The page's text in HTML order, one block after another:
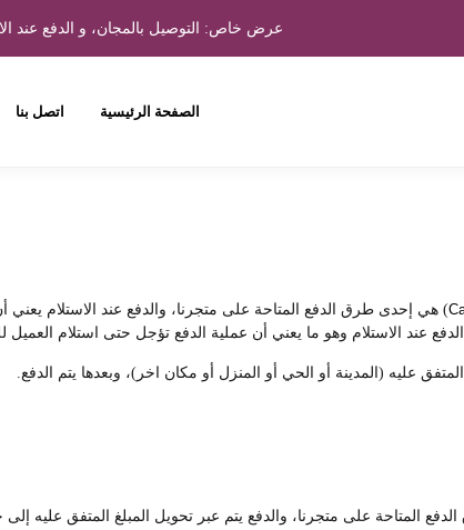
عرض خاص: التوصيل بالمجان، و الدفع عند
الصفحة الرئيسية اتصل بنا
) هي إحدى طرق الدفع المتاحة على متجرنا، والدفع عند الاستلام يعني
عند الاستلام وهو ما يعني أن عملية الدفع تؤجل حتى استلام العميل
عليه (المدينة أو الحي أو المنزل أو مكان اخر)، وبعدها يتم الدفع.
المتاحة على متجرنا، والدفع يتم عبر تحويل المبلغ المتفق عليه